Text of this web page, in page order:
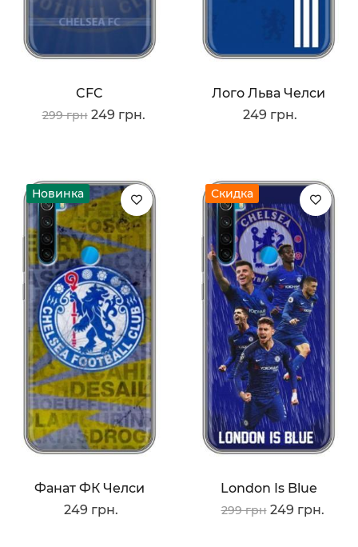
CFC
299 грн 249 грн.
Лого Льва Челси
249 грн.
Новинка
Фанат ФК Челси
249 грн.
Скидка
London Is Blue
299 грн 249 грн.